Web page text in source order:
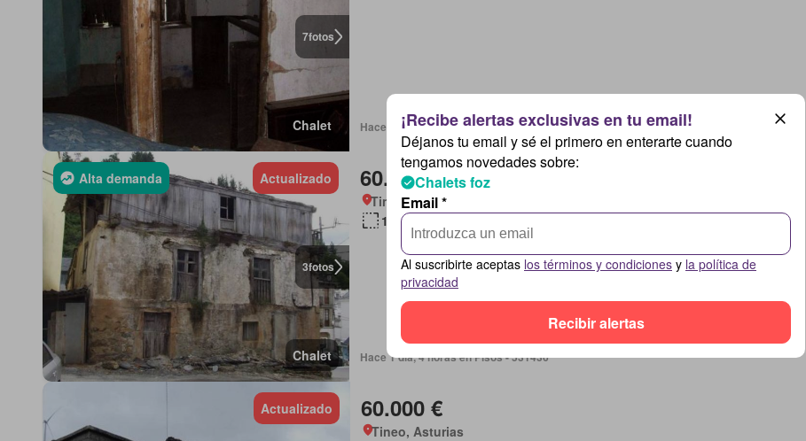
7fotos
Chalet Hace 1 día, 4 horas en Pisos - 531436
3fotos
Alta demanda Actualizado
Chalet
60.000 €
Tineo, Asturias
120 m²
Hace 1 día, 4 horas en Pisos - 531436
Actualizado 60.000 €
Tineo, Asturias
Déjanos tu email y sé el primero en enterarte cuando
tengamos novedades sobre:
Chalets foz
Email *
Al suscribirte aceptas los términos y condiciones y la política de
privacidad
Recibir alertas